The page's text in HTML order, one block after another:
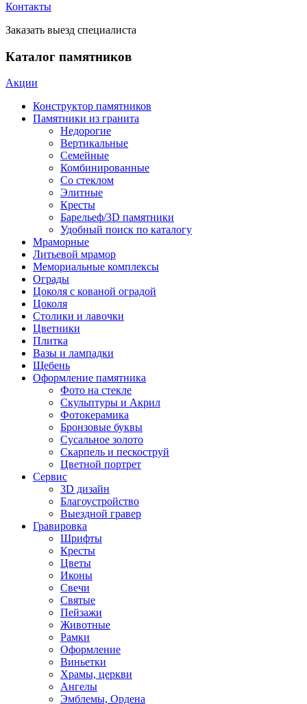
Контакты
Заказать выезд специалиста
Каталог памятников
Акции
Конструктор памятников
Памятники из гранита
Недорогие
Вертикальные
Семейные
Комбинированные
Со стеклом
Элитные
Кресты
Барельеф/3D памятники
Удобный поиск по каталогу
Мраморные
Литьевой мрамор
Мемориальные комплексы
Ограды
Цоколя с кованой оградой
Цоколя
Столики и лавочки
Цветники
Плитка
Вазы и лампадки
Щебень
Оформление памятника
Фото на стекле
Скульптуры и Акрил
Фотокерамика
Бронзовые буквы
Сусальное золото
Скарпель и пескоструй
Цветной портрет
Сервис
3D дизайн
Благоустройство
Выездной гравер
Гравировка
Шрифты
Кресты
Цветы
Иконы
Свечи
Святые
Пейзажи
Животные
Рамки
Оформление
Виньетки
Храмы, церкви
Ангелы
Эмблемы, Ордена